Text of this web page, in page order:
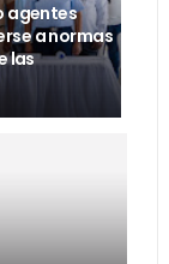
agentes
a normas
las